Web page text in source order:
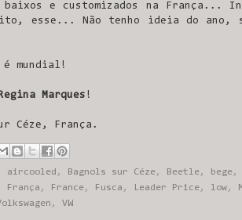
e customizados na França...
esse... Não tenho ideia do ano,
mundial!
Marques !
Céze, França.
aircooled , Bagnols sur Céze, Beetle, bege,
França , France, Fusca , Leader Price, low,
, VW